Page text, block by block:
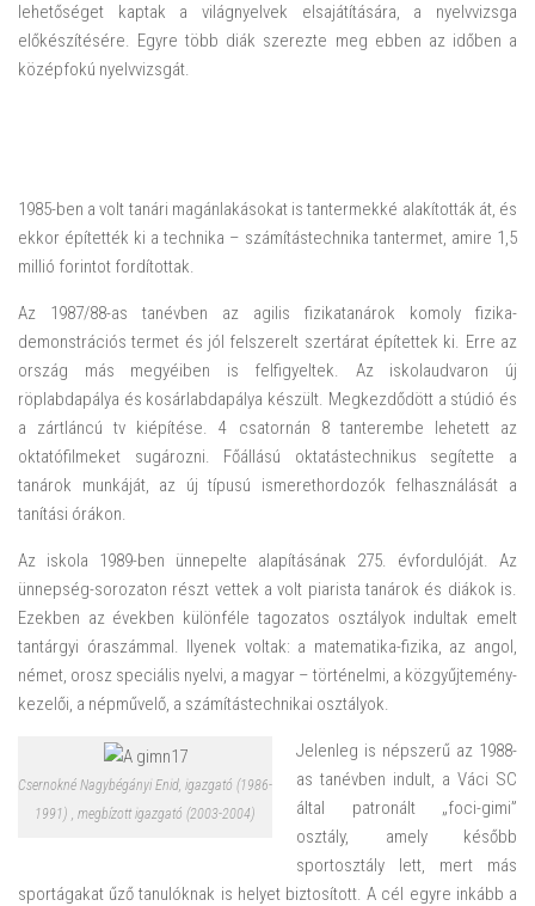
lehetőséget kaptak a világnyelvek elsajátítására, a nyelvvizsga
előkészítésére. Egyre több diák szerezte meg ebben az időben a
középfokú nyelvvizsgát.
1985-ben a volt tanári magánlakásokat is tantermekké alakították át, és
ekkor építették ki a technika – számítástechnika tantermet, amire 1,5
millió forintot fordítottak.
Az 1987/88-as tanévben az agilis fizikatanárok komoly fizika-
demonstrációs termet és jól felszerelt szertárat építettek ki. Erre az
ország más megyéiben is felfigyeltek. Az iskolaudvaron új
röplabdapálya és kosárlabdapálya készült. Megkezdődött a stúdió és
a zártláncú tv kiépítése. 4 csatornán 8 tanterembe lehetett az
oktatófilmeket sugározni. Főállású oktatástechnikus segítette a
tanárok munkáját, az új típusú ismerethordozók felhasználását a
tanítási órákon.
Az iskola 1989-ben ünnepelte alapításának 275. évfordulóját. Az
ünnepség-sorozaton részt vettek a volt piarista tanárok és diákok is.
Ezekben az években különféle tagozatos osztályok indultak emelt
tantárgyi óraszámmal. Ilyenek voltak: a matematika-fizika, az angol,
német, orosz speciális nyelvi, a magyar – történelmi, a közgyűjtemény-
kezelői, a népművelő, a számítástechnikai osztályok.
Csernokné Nagybégányi Enid, igazgató (1986-
1991) , megbízott igazgató (2003-2004)
Jelenleg is népszerű az 1988-
as tanévben indult, a Váci SC
által patronált „foci-gimi”
osztály, amely később
sportosztály lett, mert más
sportágakat űző tanulóknak is helyet biztosított. A cél egyre inkább a